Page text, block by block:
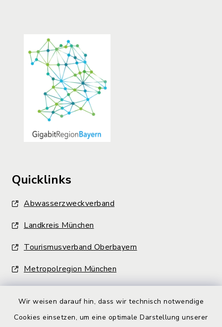
Wir weisen darauf hin, dass wir technisch notwendige
Cookies einsetzen, um eine optimale Darstellung unserer
Quicklinks
Abwasserzweckverband
Landkreis München
Tourismusverband Oberbayern
Metropolregion München